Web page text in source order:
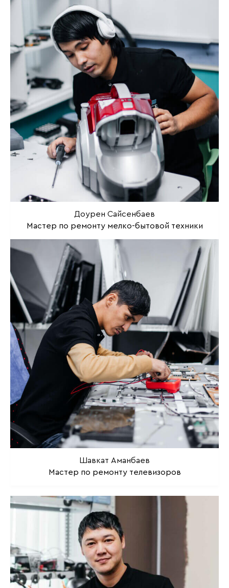
Доурен Сайсенбаев
Мастер по ремонту мелко-бытовой техники
Шавкат Аманбаев
Мастер по ремонту телевизоров